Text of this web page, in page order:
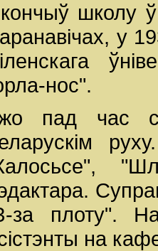
школу
у
нос".
пад час
за плоту".
на